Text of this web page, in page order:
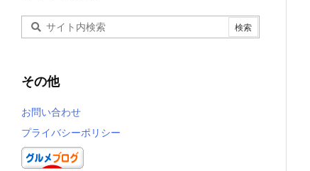
その他
お問い合わせ
プライバシーポリシー